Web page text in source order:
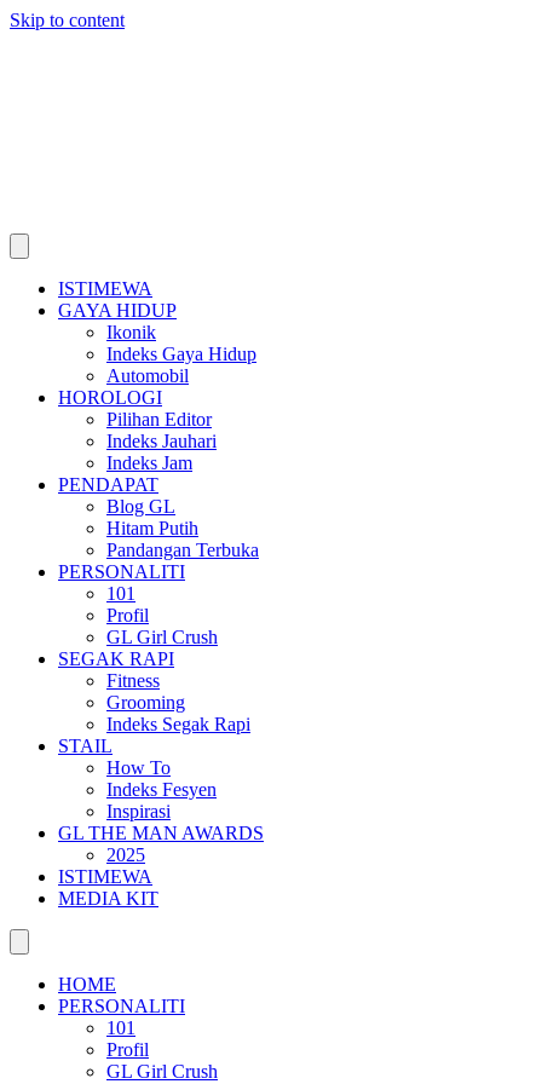
Skip to content
ISTIMEWA
GAYA HIDUP
Ikonik
Indeks Gaya Hidup
Automobil
HOROLOGI
Pilihan Editor
Indeks Jauhari
Indeks Jam
PENDAPAT
Blog GL
Hitam Putih
Pandangan Terbuka
PERSONALITI
101
Profil
GL Girl Crush
SEGAK RAPI
Fitness
Grooming
Indeks Segak Rapi
STAIL
How To
Indeks Fesyen
Inspirasi
GL THE MAN AWARDS
2025
ISTIMEWA
MEDIA KIT
HOME
PERSONALITI
101
Profil
GL Girl Crush